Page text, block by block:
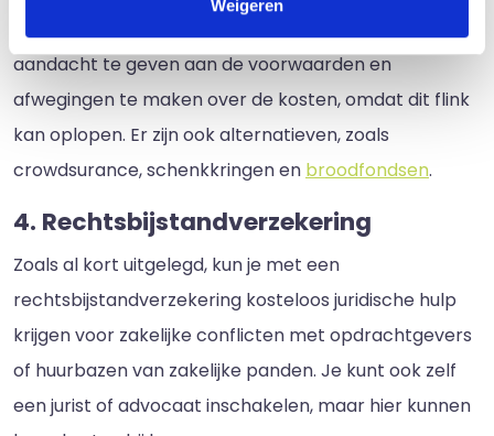
Weigeren
werkzaamheden in de weg staat. Het is goed om veel
aandacht te geven aan de voorwaarden en
afwegingen te maken over de kosten, omdat dit flink
kan oplopen. Er zijn ook alternatieven, zoals
crowdsurance, schenkkringen en broodfondsen.
4. Rechtsbijstandverzekering
Zoals al kort uitgelegd, kun je met een
rechtsbijstandverzekering kosteloos juridische hulp
krijgen voor zakelijke conflicten met opdrachtgevers
of huurbazen van zakelijke panden. Je kunt ook zelf
een jurist of advocaat inschakelen, maar hier kunnen